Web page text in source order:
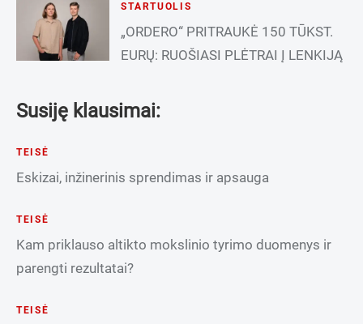
STARTUOLIS
„ORDERO“ PRITRAUKĖ 150 TŪKST.
EURŲ: RUOŠIASI PLĖTRAI Į LENKIJĄ
Susiję klausimai:
TEISĖ
Eskizai, inžinerinis sprendimas ir apsauga
TEISĖ
Kam priklauso altikto mokslinio tyrimo duomenys ir
parengti rezultatai?
TEISĖ